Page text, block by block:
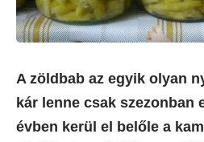
A zöldbab az egyik olyan
kár lenne csak szezonban
évben kerül el belőle a